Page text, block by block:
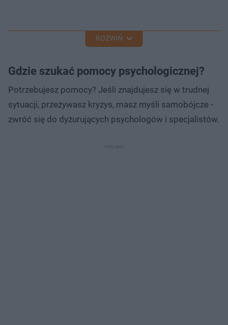
ROZWIŃ
Gdzie szukać pomocy psychologicznej?
Potrzebujesz pomocy? Jeśli znajdujesz się w trudnej
sytuacji, przeżywasz kryzys, masz myśli samobójcze -
zwróć się do dyżurujących psychologów i specjalistów.